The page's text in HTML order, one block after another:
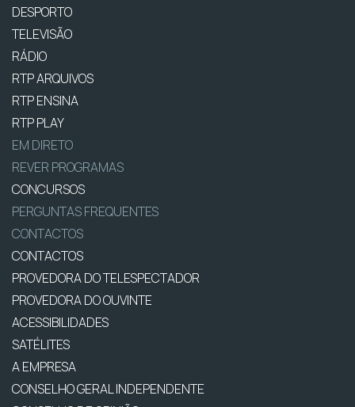
DESPORTO
TELEVISÃO
RÁDIO
RTP ARQUIVOS
RTP ENSINA
RTP PLAY
EM DIRETO
REVER PROGRAMAS
CONCURSOS
PERGUNTAS FREQUENTES
CONTACTOS
CONTACTOS
PROVEDORA DO TELESPECTADOR
PROVEDORA DO OUVINTE
ACESSIBILIDADES
SATÉLITES
A EMPRESA
CONSELHO GERAL INDEPENDENTE